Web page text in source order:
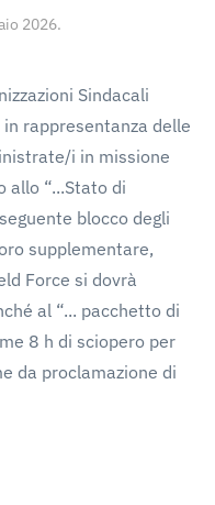
2026.
Sindacali
in rappresentanza delle
i in missione
allo “...Stato di
blocco degli
supplementare,
Force si dovrà
al “... pacchetto di
8 h di sciopero per
da proclamazione di